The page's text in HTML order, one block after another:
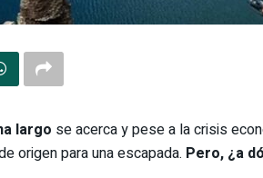
largo se acerca y pese a la crisis
origen para una escapada. Pero, ¿a